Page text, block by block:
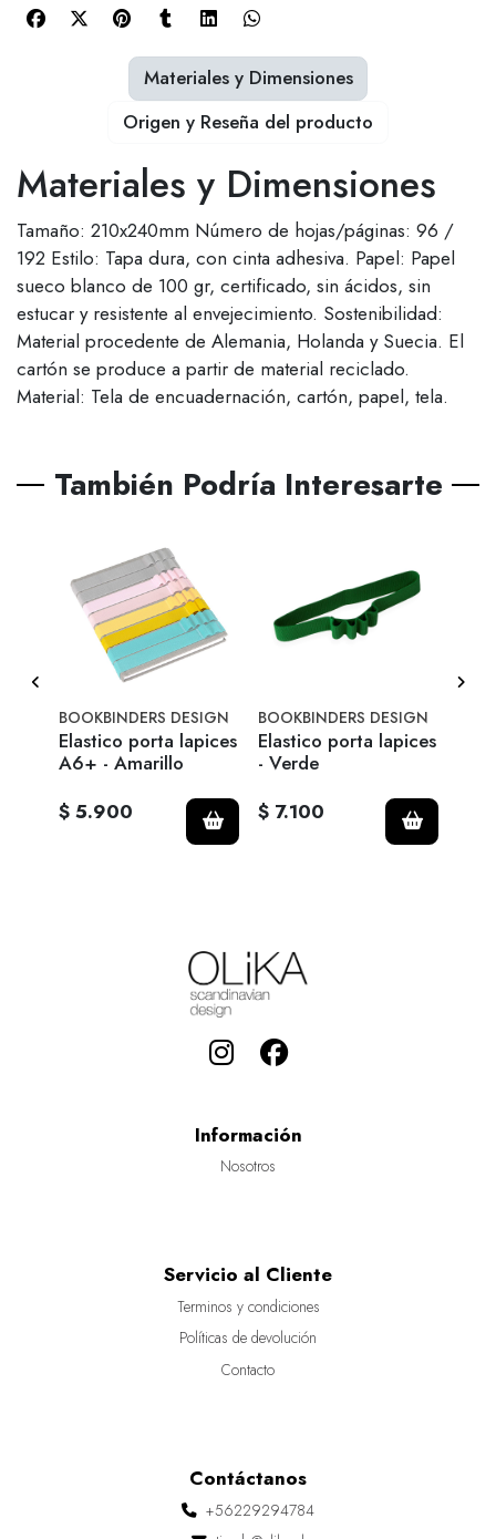
Materiales y Dimensiones
Tamaño: 210x240mm Número de hojas/páginas: 96 /
192 Estilo: Tapa dura, con cinta adhesiva. Papel: Papel
sueco blanco de 100 gr, certificado, sin ácidos, sin
estucar y resistente al envejecimiento. Sostenibilidad:
Material procedente de Alemania, Holanda y Suecia. El
cartón se produce a partir de material reciclado.
Material: Tela de encuadernación, cartón, papel, tela.
Materiales y Dimensiones
Origen y Reseña del producto
También Podría Interesarte
BOOKBINDERS DESIGN
Elastico porta lapices
A6+ - Amarillo
$ 5.900
BOOKBINDERS DESIGN
Elastico porta lapices
- Verde
$ 7.100
Información
Nosotros
Servicio al Cliente
Terminos y condiciones
Políticas de devolución
Contacto
Contáctanos
+56229294784